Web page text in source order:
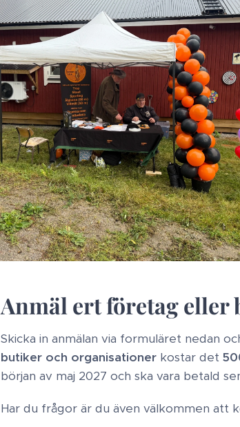
Anmäl ert företag eller
Skicka in anmälan via formuläret nedan
butiker och organisationerkostar det
början av maj 2027 och ska vara betald
Har du frågor är du även välkommen att